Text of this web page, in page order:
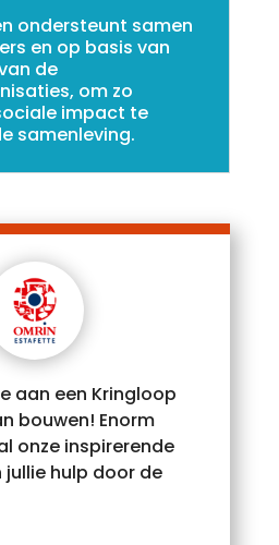
ondersteunt samen
en op basis van
de
om zo
impact te
samenleving.
aan een Kringloop
bouwen! Enorm
onze inspirerende
jullie hulp door de